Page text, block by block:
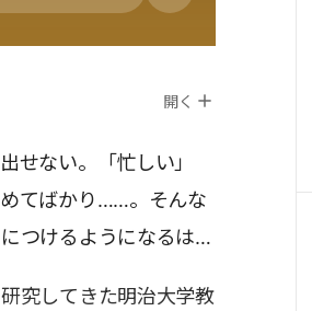
開く
せない。「忙しい」
めてばかり……。そんな
つけるようになるはず
究してきた明治大学教